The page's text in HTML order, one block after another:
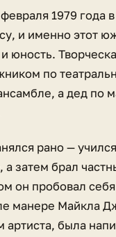
1979 года
и именно этот
юность.
по
а дед по
рано —
затем брал
он пробовал
манере Майкла
артиста, была